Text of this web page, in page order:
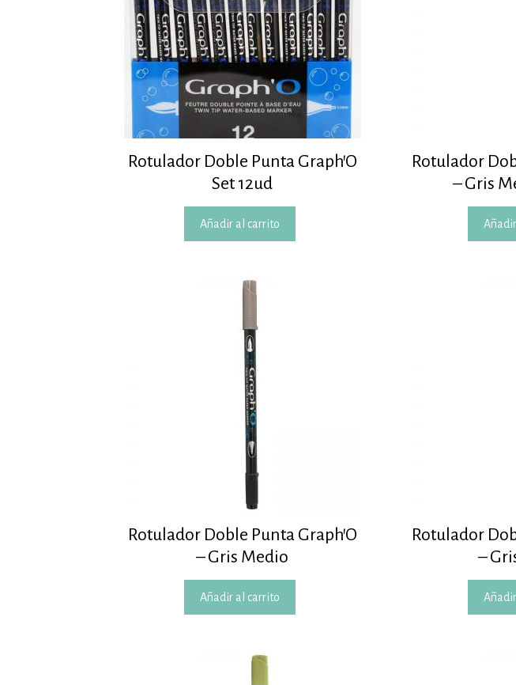
Rotulador Doble Punta Graph’O
Set 12ud
Añadir al carrito
Rotulador
– Gris
Rotulador Doble Punta Graph’O
– Gris Medio
Añadir al carrito
Rotulador
–